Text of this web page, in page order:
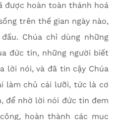
được hoàn toàn thánh hoá
trên thế gian ngày nào,
Chúa chỉ dùng những
đức tin, những người biết
lời nói, và đã tin cậy Chúa
làm chủ cái lưỡi, tức là cơ
để nhờ lời nói đức tin đem
hoàn thành các mục